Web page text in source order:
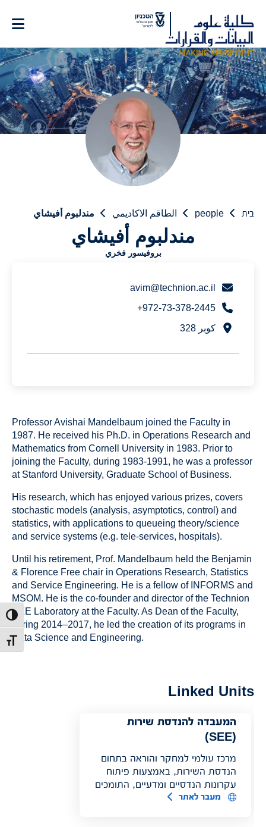
Content
size
בית people الطاقم الاكاديمي مندلبوم أفيشاي
مندلبوم أفيشاي
بروفيسور فخري
avim@technion.ac.il
972-73-378-2445+
كوبر 328
Professor Avishai Mandelbaum joined the Faculty in
1987. He received his Ph.D. in Operations Research and
Mathematics from Cornell University in 1983. Prior to
joining the Faculty, during 1983-1991, he was a professor
at Stanford University, Graduate School of Business.
His research, which has enjoyed various prizes, covers
stochastic models (analysis, asymptotics, control) and
statistics, with applications to queueing theory/science
and service systems (e.g. tele-services, hospitals).
Until his retirement, Prof. Mandelbaum held the Benjamin
& Florence Free chair in Operations Research, Statistics
and Service Engineering. He is a fellow of INFORMS and
MSOM. He is the co-founder and director of the Technion
SEE Laboratory at the Faculty. As Dean of the Faculty,
during 2014–2017, he led the creation of its programs in
Data Science and Engineering.
Linked Units
המעבדה להנדסת שירות
(SEE)
מרכז עולמי למחקר והוראה בתחום
הנדסת השירות, באמצעות פיתוח
עקרונות הנדסיים ומדעיים, התומכים
במידול, עיצוב וניהול של ארגוני
מעבר לאתר